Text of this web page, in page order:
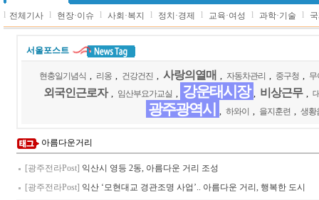
l 전체기사 l 현장·이슈 l 사회·복지 l 정치·경제 l 교육·여성 l 과학·기술 l
서울포스트
현충일기념식 리옹 건강건진 사랑의열매 자동차관리 중구청 무
외국인근로자 임산부요가교실 강운태시장 비상근무
광주광역시 하와이 을지훈련 생황
아름다운거리
[광주전라Post] 익산시 영등 2동, 아름다운 거리 조성
[광주전라Post] 익산 ‘모현대교 경관조명 사업’.. 아름다운 거리, 행복한 도시